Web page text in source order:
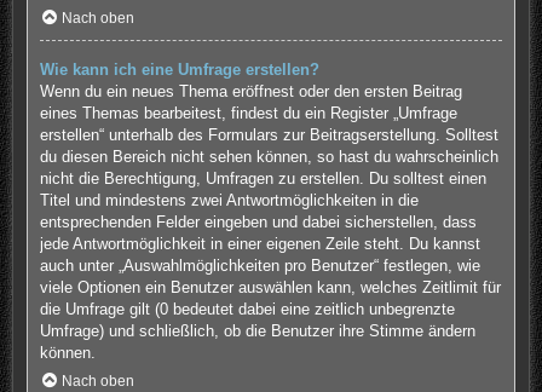
Nach oben
Wie kann ich eine Umfrage erstellen?
Wenn du ein neues Thema eröffnest oder den ersten Beitrag
eines Themas bearbeitest, findest du ein Register „Umfrage
erstellen“ unterhalb des Formulars zur Beitragserstellung. Solltest
du diesen Bereich nicht sehen können, so hast du wahrscheinlich
nicht die Berechtigung, Umfragen zu erstellen. Du solltest einen
Titel und mindestens zwei Antwortmöglichkeiten in die
entsprechenden Felder eingeben und dabei sicherstellen, dass
jede Antwortmöglichkeit in einer eigenen Zeile steht. Du kannst
auch unter „Auswahlmöglichkeiten pro Benutzer“ festlegen, wie
viele Optionen ein Benutzer auswählen kann, welches Zeitlimit für
die Umfrage gilt (0 bedeutet dabei eine zeitlich unbegrenzte
Umfrage) und schließlich, ob die Benutzer ihre Stimme ändern
können.
Nach oben